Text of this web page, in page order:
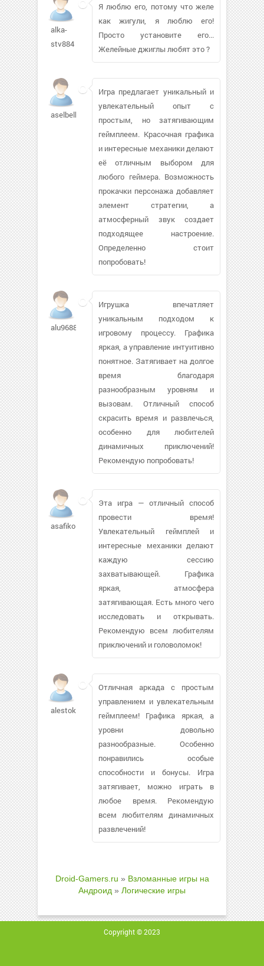
alka-
stv884
Я люблю его, потому что желе
как жигули, я люблю его!
Просто установите его...
Желейные джиглы любят это ?
aselbelkz294
Игра предлагает уникальный и
увлекательный опыт с
простым, но затягивающим
геймплеем. Красочная графика
и интересные механики делают
её отличным выбором для
любого геймера. Возможность
прокачки персонажа добавляет
элемент стратегии, а
атмосферный звук создает
подходящее настроение.
Определенно стоит
попробовать!
alu96882
Игрушка впечатляет
уникальным подходом к
игровому процессу. Графика
яркая, а управление интуитивно
понятное. Затягивает на долгое
время благодаря
разнообразным уровням и
вызовам. Отличный способ
скрасить время и развлечься,
особенно для любителей
динамичных приключений!
Рекомендую попробовать!
asafiko
Эта игра — отличный способ
провести время!
Увлекательный геймплей и
интересные механики делают
каждую сессию
захватывающей. Графика
яркая, атмосфера
затягивающая. Есть много чего
исследовать и открывать.
Рекомендую всем любителям
приключений и головоломок!
alestok50
Отличная аркада с простым
управлением и увлекательным
геймплеем! Графика яркая, а
уровни довольно
разнообразные. Особенно
понравились особые
способности и бонусы. Игра
затягивает, можно играть в
любое время. Рекомендую
всем любителям динамичных
развлечений!
Droid-Gamers.ru » Взломанные игры на
Андроид » Логические игры
Copyright © 2023